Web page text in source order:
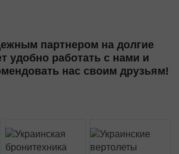
партнером на долгие
удобно работать с нами и
нас своим друзьям!